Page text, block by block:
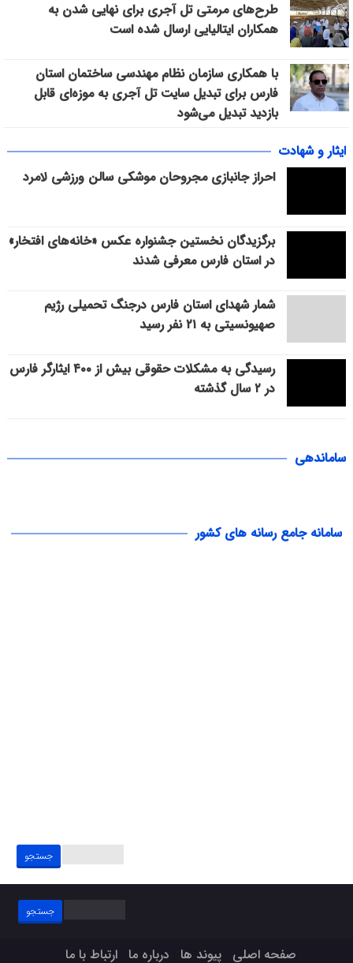
طرح‌های مرمتی تل آجری برای نهایی شدن به
همکاران ایتالیایی ارسال شده است
با همکاری سازمان نظام مهندسی ساختمان استان
فارس برای تبدیل سایت تل آجری به موزه‌ای قابل
بازدید تبدیل می‌شود
ایثار و شهادت
احراز جانبازی مجروحان موشکی سالن ورزشی لامرد
برگزیدگان نخستین جشنواره عکس «خانه‌های افتخار»
در استان فارس معرفی شدند
شمار شهدای استان فارس درجنگ تحمیلی رژیم
صهیونسیتی به ۲۱ نفر رسید
رسیدگی به مشکلات حقوقی بیش از ۴۰۰ ایثارگر فارس
در ۲ سال گذشته
ساماندهی
سامانه جامع رسانه های کشور
جستجو
برای:
جستجو
برای:
صفحه اصلی پیوند ها درباره ما ارتباط با ما